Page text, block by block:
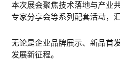
本次展会聚焦技术落地与产业
专家分享会等系列配套活动，
无论是企业品牌展示、新品首
发展新征程。